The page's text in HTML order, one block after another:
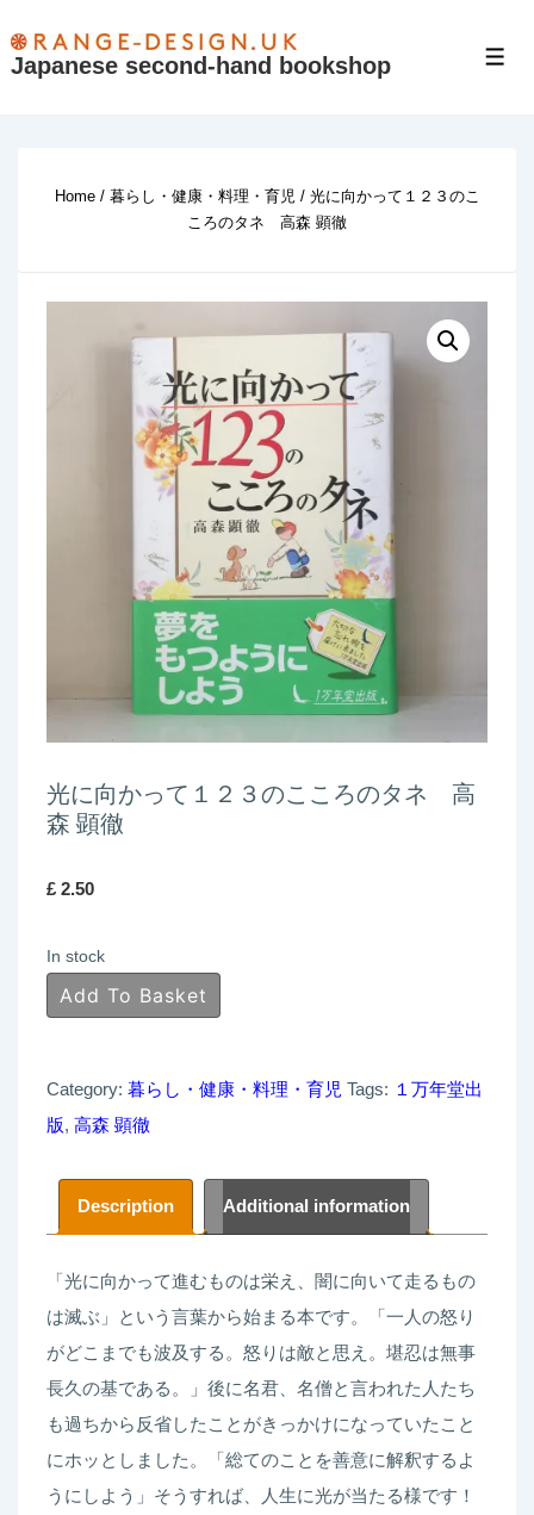
Skip
Japanese second-hand bookshop
Home/ 暮らし・健康・料理・育児 / 光に向かって１２３のこ
ころのタネ 高森 顕徹
光に向かって１２３のこころのタネ 高
森 顕徹
£ 2.50
In stock
に
か
っ
２
３
の
こ
こ
ろ
の
タ
Add To Basket
Category: 暮らし・健康・料理・育児 Tags: １万年堂出
版, 高森 顕徹
Description Additional information
「光に向かって進むものは栄え、闇に向いて走るもの
は滅ぶ」という言葉から始まる本です。「一人の怒り
がどこまでも波及する。怒りは敵と思え。堪忍は無事
長久の基である。」後に名君、名僧と言われた人たち
も過ちから反省したことがきっかけになっていたこと
にホッとしました。「総てのことを善意に解釈するよ
うにしよう」そうすれば、人生に光が当たる様です！